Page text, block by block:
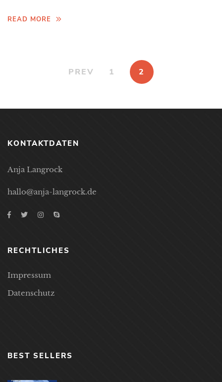
READ MORE
PREV 1 2
KONTAKTDATEN
Anja Langrock
hallo@anja-langrock.de
RECHTLICHES
Impressum
Datenschutz
BEST SELLERS